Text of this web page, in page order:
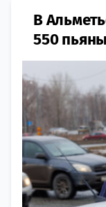
В
550